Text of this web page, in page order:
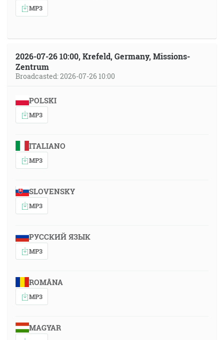
MP3
2026-07-26 10:00, Krefeld, Germany, Missions-
Zentrum
Broadcasted: 2026-07-26 10:00
POLSKI
MP3
ITALIANO
MP3
SLOVENSKY
MP3
РУССКИЙ ЯЗЫК
MP3
ROMÂNA
MP3
MAGYAR